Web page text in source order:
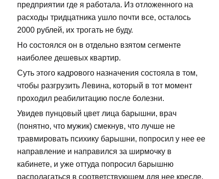
предприятии где я работала. Из отложенного на
расходы тридцатника ушло почти все, осталось
2000 рублей, их трогать не буду.
Но состоялся он в отдельно взятом сегменте
наиболее дешевых квартир.
Суть этого кадрового назначения состояла в том,
чтобы разгрузить Левина, который в тот момент
проходил реабилитацию после болезни.
Увидев пунцовый цвет лица барышни, врач
(понятно, что мужик) смекнув, что лучше не
травмировать психику барышни, попросил у нее ее
направление и направился за ширмочку в
кабинете, и уже оттуда попросил барышню
располагаться в соответствующем для нее кресле.